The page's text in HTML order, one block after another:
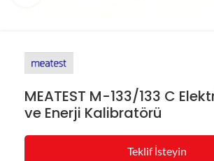
MEATEST M-133/133 C
ve Enerji Kalibratörü
Teklif İsteyin